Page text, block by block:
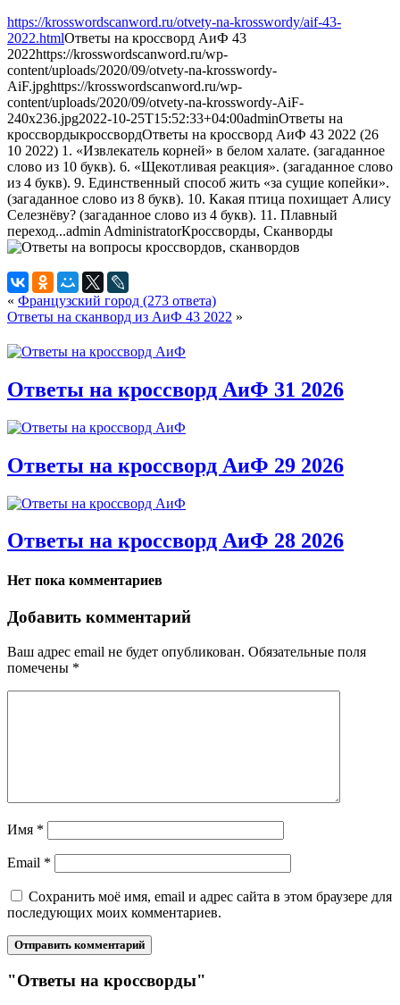
https://krosswordscanword.ru/otvety-na-krosswordy/aif-43-
2022.htmlОтветы на кроссворд АиФ 43
2022https://krosswordscanword.ru/wp-
content/uploads/2020/09/otvety-na-krosswordy-
AiF.jpghttps://krosswordscanword.ru/wp-
content/uploads/2020/09/otvety-na-krosswordy-AiF-
240x236.jpg2022-10-25T15:52:33+04:00adminОтветы на
кроссвордыкроссвордОтветы на кроссворд АиФ 43 2022 (26
10 2022) 1. «Извлекатель корней» в белом халате. (загаданное
слово из 10 букв). 6. «Щекотливая реакция». (загаданное слово
из 4 букв). 9. Единственный способ жить «за сущие копейки».
(загаданное слово из 8 букв). 10. Какая птица похищает Алису
Селезнёву? (загаданное слово из 4 букв). 11. Плавный
переход...admin AdministratorКроссворды, Сканворды
« Французский город (273 ответа)
Ответы на сканворд из АиФ 43 2022 »
Ответы на кроссворд АиФ 31 2026
Ответы на кроссворд АиФ 29 2026
Ответы на кроссворд АиФ 28 2026
Нет пока комментариев
Добавить комментарий
Ваш адрес email не будет опубликован. Обязательные поля
помечены *
Имя *
Email *
Сохранить моё имя, email и адрес сайта в этом браузере для
последующих моих комментариев.
"Ответы на кроссворды"